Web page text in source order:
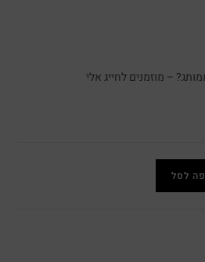
– מוזמנים לחייג אלי
לסל